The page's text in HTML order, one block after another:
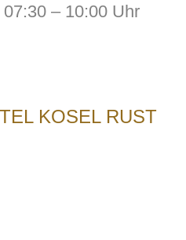
– 10:00 Uhr
KOSEL RUST